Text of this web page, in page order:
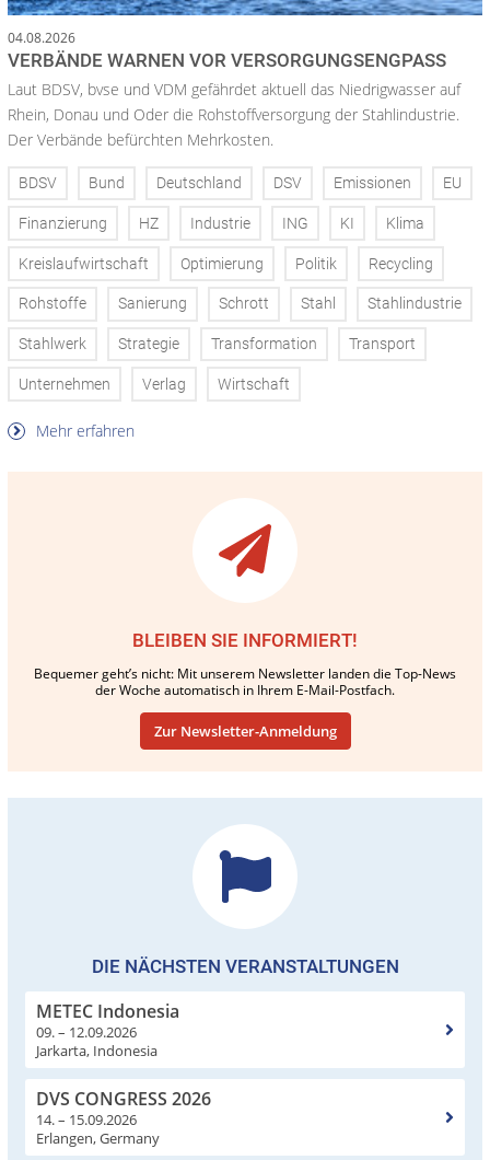
04.08.2026
VERBÄNDE WARNEN VOR VERSORGUNGSENGPASS
Laut BDSV, bvse und VDM gefährdet aktuell das Niedrigwasser auf
Rhein, Donau und Oder die Rohstoffversorgung der Stahlindustrie.
Der Verbände befürchten Mehrkosten.
BDSV Bund Deutschland DSV Emissionen EU
Finanzierung HZ Industrie ING KI Klima
Kreislaufwirtschaft Optimierung Politik Recycling
Rohstoffe Sanierung Schrott Stahl Stahlindustrie
Stahlwerk Strategie Transformation Transport
Unternehmen Verlag Wirtschaft
Mehr erfahren
BLEIBEN SIE INFORMIERT!
Bequemer geht’s nicht: Mit unserem Newsletter landen die Top-News
der Woche automatisch in Ihrem E-Mail-Postfach.
Zur Newsletter-Anmeldung
DIE NÄCHSTEN VERANSTALTUNGEN
METEC Indonesia
09. – 12.09.2026
Jarkarta, Indonesia
DVS CONGRESS 2026
14. – 15.09.2026
Erlangen, Germany